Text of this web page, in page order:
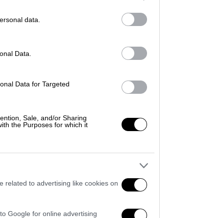
data.
Data.
Data for Targeted
Sale, and/or Sharing
the Purposes for which it
related to advertising like cookies on
Google for online advertising
επιχειρηματία,
Ο Kiril
έμεινε τόσο
άφησε 60.000
και
λίγο καιρό σε
για να
μετά τα μεσάνυχτα
», τη μεγαλύτερη
φωτιών